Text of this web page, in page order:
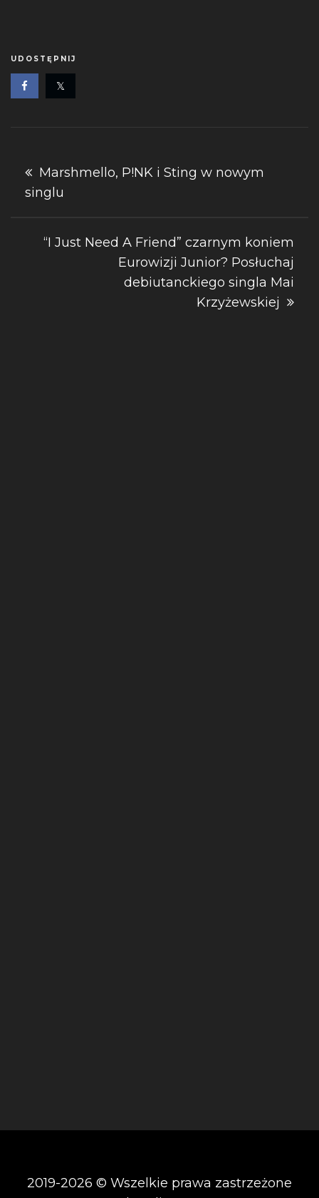
UDOSTĘPNIJ
Nawigacja
wpisu
Marshmello, P!NK i Sting w nowym
singlu
“I Just Need A Friend” czarnym koniem
Eurowizji Junior? Posłuchaj
debiutanckiego singla Mai
Krzyżewskiej
2019-2026 © Wszelkie prawa zastrzeżone